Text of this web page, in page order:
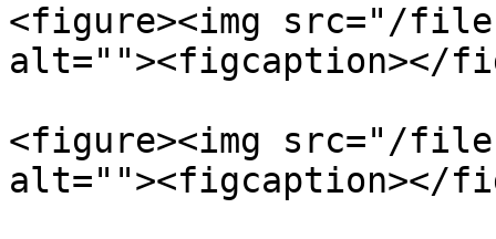
<figure><img src="/files/
alt=""><figcaption></
<figure><img src="/
alt=""><figcaption></